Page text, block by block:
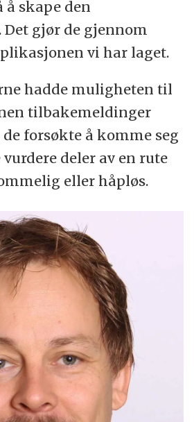
å skape den
gjør de gjennom
vi har laget.
hadde muligheten til
tilbakemeldinger
forsøkte å komme seg
deler av en rute
eller håpløs.